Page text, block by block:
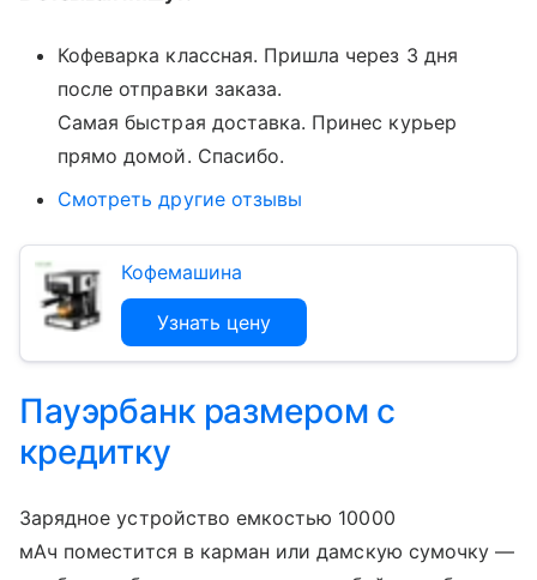
Кофеварка классная. Пришла через 3 дня
после отправки заказа.
Самая быстрая доставка. Принес курьер
прямо домой. Спасибо.
Смотреть другие отзывы
Кофемашина
Узнать цену
Пауэрбанк размером с
кредитку
Зарядное устройство емкостью 10000
мАч поместится в карман или дамскую сумочку —